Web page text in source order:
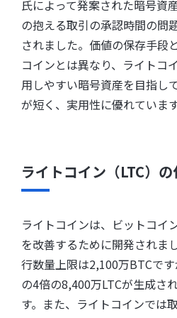
氏によって発案された暗号資
の抱える取引の承認時間の問
されました。価値の保存手段
コインとは異なり、ライトコ
用しやすい暗号資産を目指し
が短く、実用性に優れています
ライトコイン（LTC）
ライトコインは、ビットコイ
を改善するために開発されま
行数量上限は2,100万BTCで
の4倍の8,400万LTCが生成さ
す。また、ライトコインでは